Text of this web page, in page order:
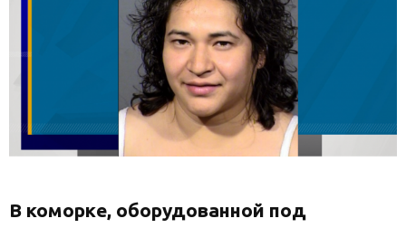
В коморке, оборудованной под